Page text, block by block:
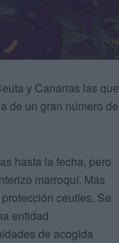
y Canarias las que
de un gran número de
hasta la fecha, pero
marroquí. Más
ceutíes. Se
entidad
de acogida